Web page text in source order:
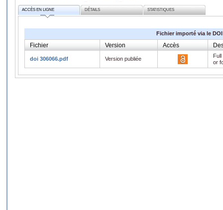
ACCÈS EN LIGNE DÉTAILS STATISTIQUES
Fichier importé via le DOI
Fichier Version Accès
doi 306066.pdf Version publiée
or